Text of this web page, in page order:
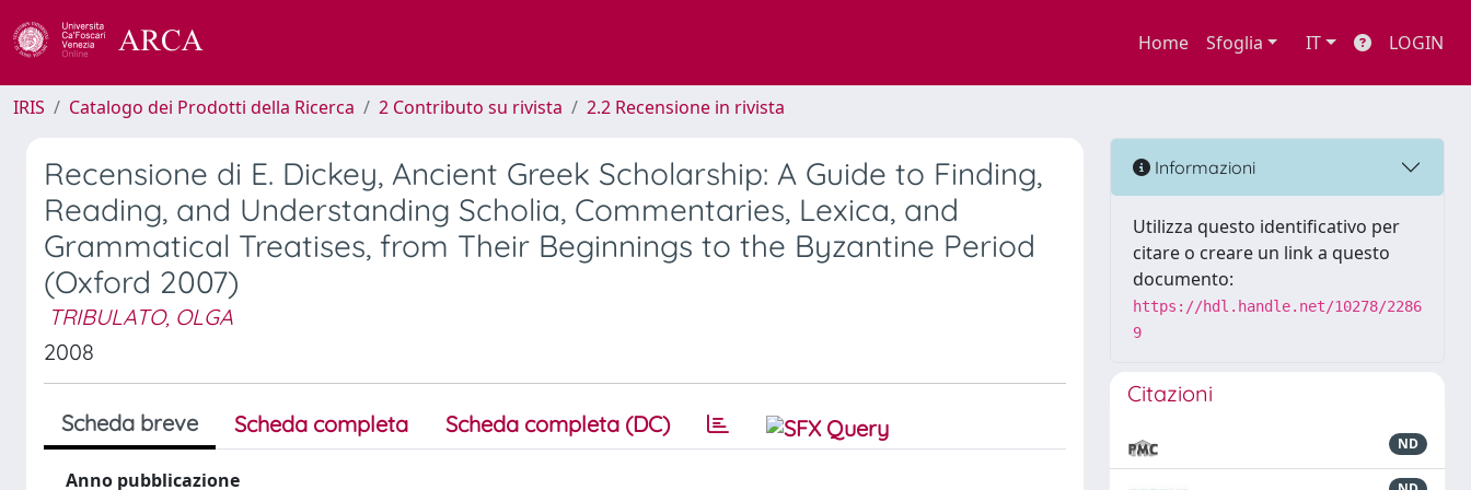
Home Sfoglia IT LOGIN
IRIS Catalogo dei Prodotti della Ricerca 2 Contributo su rivista 2.2 Recensione in rivista
Recensione di E. Dickey, Ancient Greek Scholarship: A Guide to Finding,
Reading, and Understanding Scholia, Commentaries, Lexica, and
Grammatical Treatises, from Their Beginnings to the Byzantine Period
(Oxford 2007)
TRIBULATO, OLGA
2008
Scheda breve Scheda completa Scheda completa (DC)
Anno pubblicazione
Informazioni
Utilizza questo identificativo per
citare o creare un link a questo
documento:
https://hdl.handle.net/10278/2286
9
Citazioni
ND